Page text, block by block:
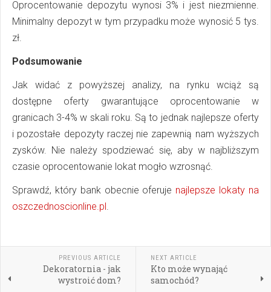
Oprocentowanie depozytu wynosi 3% i jest niezmienne.
Minimalny depozyt w tym przypadku może wynosić 5 tys.
zł.
Podsumowanie
Jak widać z powyższej analizy, na rynku wciąż są
dostępne oferty gwarantujące oprocentowanie w
granicach 3-4% w skali roku. Są to jednak najlepsze oferty
i pozostałe depozyty raczej nie zapewnią nam wyższych
zysków. Nie należy spodziewać się, aby w najbliższym
czasie oprocentowanie lokat mogło wzrosnąć.
Sprawdź, który bank obecnie oferuje najlepsze lokaty na
oszczednoscionline.pl .
PREVIOUS ARTICLE
Dekoratornia - jak
wystroić dom?
NEXT ARTICLE
Kto może wynająć
samochód?